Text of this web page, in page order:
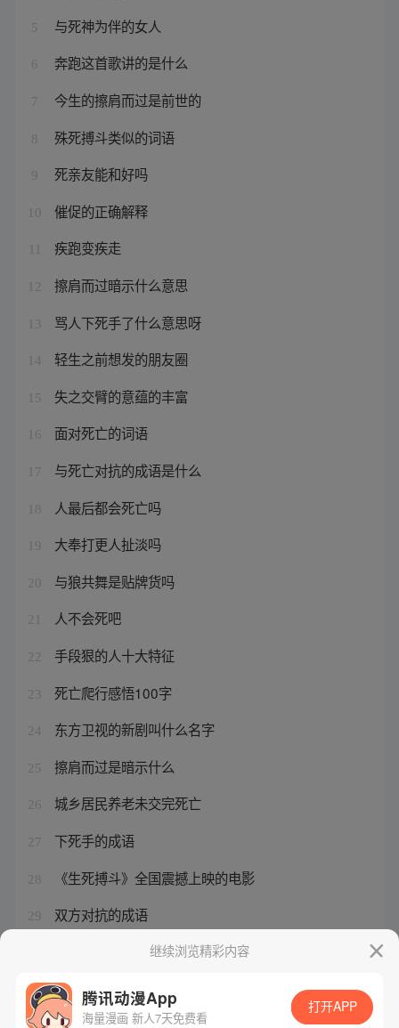
5 与死神为伴的女人
6 奔跑这首歌讲的是什么
7 今生的擦肩而过是前世的
8 殊死搏斗类似的词语
9 死亲友能和好吗
10 催促的正确解释
疾跑变疾走
12 擦肩而过暗示什么意思
13 骂人下死手了什么意思呀
14 轻生之前想发的朋友圈
15 失之交臂的意蕴的丰富
16 面对死亡的词语
17 与死亡对抗的成语是什么
18 人最后都会死亡吗
19 大奉打更人扯淡吗
20 与狼共舞是贴牌货吗
21 人不会死吧
22 手段狠的人十大特征
23 死亡爬行感悟100字
24 东方卫视的新剧叫什么名字
25 擦肩而过是暗示什么
26 城乡居民养老未交完死亡
27 下死手的成语
28 《生死搏斗》全国震撼上映的电影
29 双方对抗的成语
东方卫视新剧来袭在线观看
继续浏览精彩内容
腾讯动漫App
海量漫画 新人7天免费看
打开APP